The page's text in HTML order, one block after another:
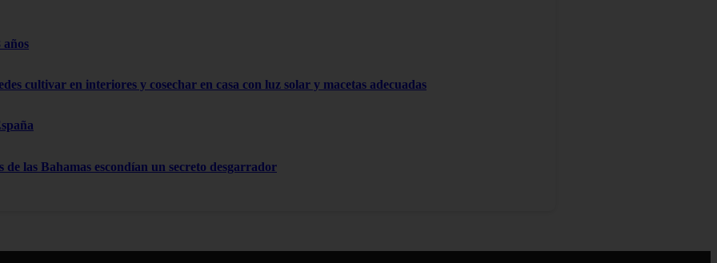
años
cultivar en interiores y cosechar en casa con luz solar y macetas adecuadas
de las Bahamas escondían un secreto desgarrador